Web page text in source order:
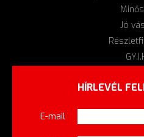
Jó
HÍRLEVÉL
E-mail